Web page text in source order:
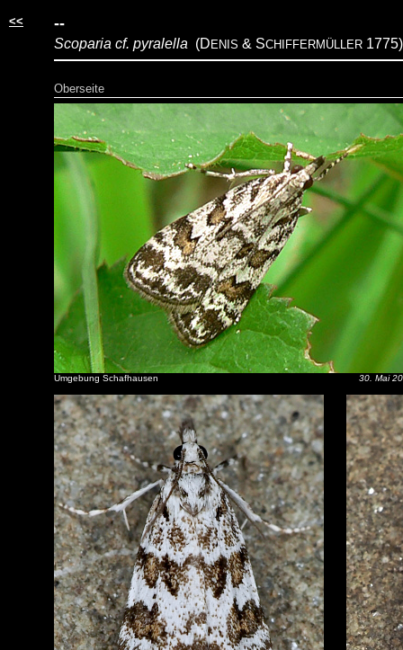
<< --
Scoparia cf. pyralella (D ENIS & SCHIFFERMÜLLER 1775)
Oberseite
Umgebung Schafhausen 30. Mai